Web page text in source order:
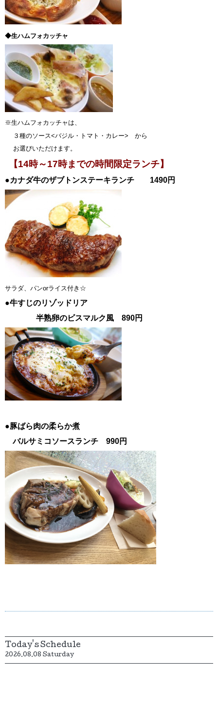
◆生ハムフォカッチャ
※生ハムフォカッチャは、
３種のソース<バジル・トマト・カレー> から
お選びいただけます。
【14時～17時までの時間限定ランチ】
●カナダ牛のザブトンステーキランチ 1490円
サラダ、パンorライス付き☆
●牛すじのリゾッドリア
半熟卵のビスマルク風 890円
●豚ばら肉の柔らか煮
バルサミコソースランチ 990円
Today's Schedule
2026.08.08 Saturday